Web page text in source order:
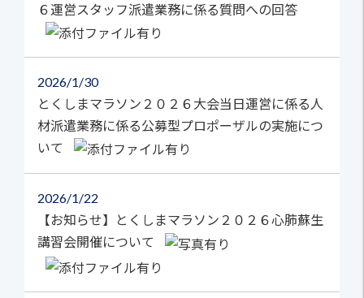
６運営スタッフ派遣業務に係る質問への回答
2026 1/30
とくしまマラソン２０２６大会当日運営に係る人
材派遣業務に係る公募型プロポーザルの実施につ
いて
2026 1/22
【お知らせ】とくしまマラソン２０２６心肺蘇生
講習会開催について